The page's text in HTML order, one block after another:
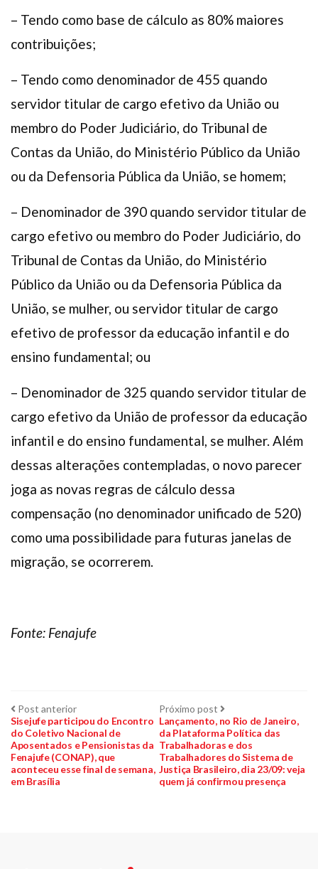
– Tendo como base de cálculo as 80% maiores
contribuições;
– Tendo como denominador de 455 quando
servidor titular de cargo efetivo da União ou
membro do Poder Judiciário, do Tribunal de
Contas da União, do Ministério Público da União
ou da Defensoria Pública da União, se homem;
– Denominador de 390 quando servidor titular de
cargo efetivo ou membro do Poder Judiciário, do
Tribunal de Contas da União, do Ministério
Público da União ou da Defensoria Pública da
União, se mulher, ou servidor titular de cargo
efetivo de professor da educação infantil e do
ensino fundamental; ou
– Denominador de 325 quando servidor titular de
cargo efetivo da União de professor da educação
infantil e do ensino fundamental, se mulher. Além
dessas alterações contempladas, o novo parecer
joga as novas regras de cálculo dessa
compensação (no denominador unificado de 520)
como uma possibilidade para futuras janelas de
migração, se ocorrerem.
Fonte: Fenajufe
Navegação
de
Post
Post anteriorPost
anterior:
Sisejufe participou do Encontro
do Coletivo Nacional de
Aposentados e Pensionistas da
Fenajufe (CONAP), que
aconteceu esse final de semana,
em Brasília
Próximo post Próximo
post:
Lançamento, no Rio de Janeiro,
da Plataforma Política das
Trabalhadoras e dos
Trabalhadores do Sistema de
Justiça Brasileiro, dia 23/09: veja
quem já confirmou presença